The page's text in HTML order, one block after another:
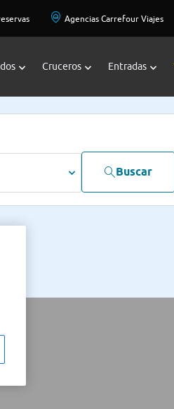
Agencias Carrefour Viajes
Cruceros Entradas
Buscar